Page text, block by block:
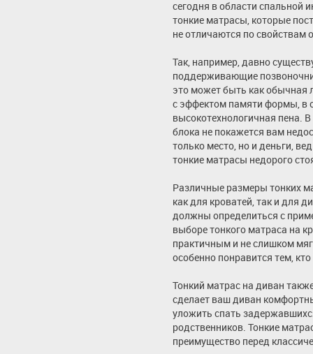
сегодня в области спальной
тонкие матрасы, которые
не отличаются по свойствам
Так, например, давно
поддерживающие
это может быть как обычная
с эффектом памяти формы, в
высокотехнологичная пена.
блока не покажется вам
только место, но и деньги,
тонкие матрасы недорого
Различные размеры тонких
как для кроватей, так и для
должны определиться с
выборе тонкого матраса на
практичным и не слишком
особенно понравится тем,
Тонкий матрас на диван
сделает ваш диван
уложить спать
родственников. Тонкие
преимущество перед